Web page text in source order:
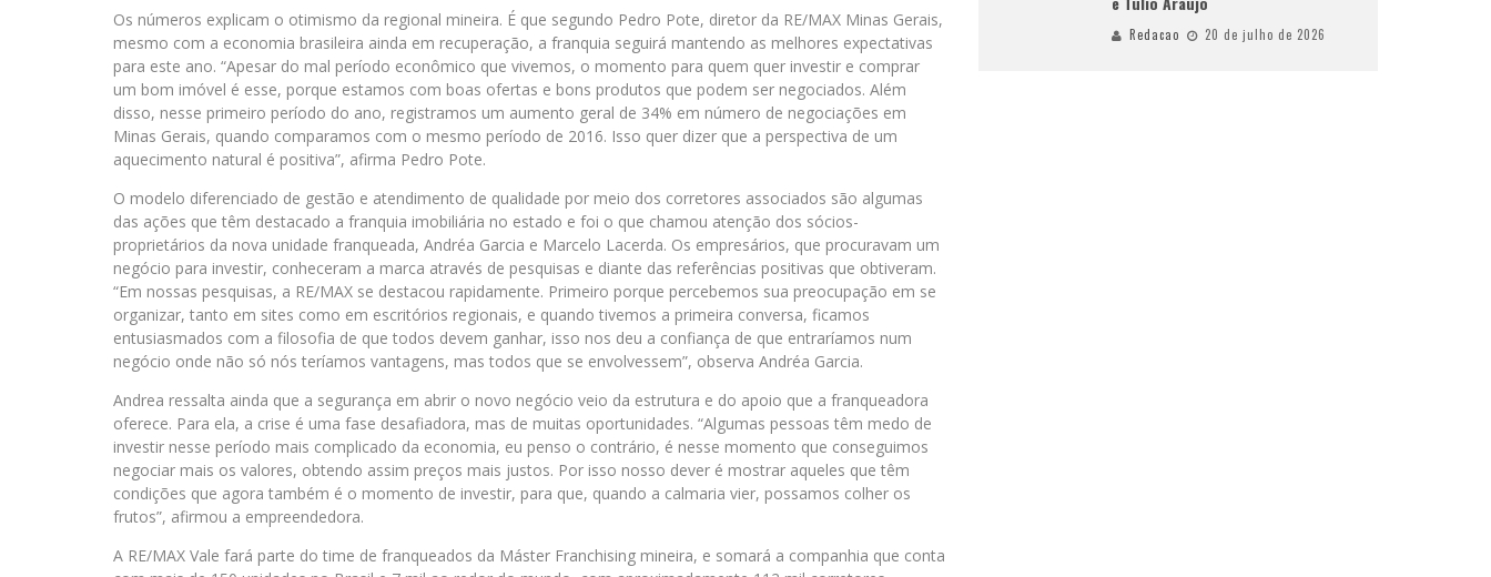
Os números explicam o otimismo da regional mineira. É que segundo Pedro Pote, diretor da RE/MAX Minas Gerais,
mesmo com a economia brasileira ainda em recuperação, a franquia seguirá mantendo as melhores expectativas
para este ano. “Apesar do mal período econômico que vivemos, o momento para quem quer investir e comprar
um bom imóvel é esse, porque estamos com boas ofertas e bons produtos que podem ser negociados. Além
disso, nesse primeiro período do ano, registramos um aumento geral de 34% em número de negociações em
Minas Gerais, quando comparamos com o mesmo período de 2016. Isso quer dizer que a perspectiva de um
aquecimento natural é positiva”, afirma Pedro Pote.
O modelo diferenciado de gestão e atendimento de qualidade por meio dos corretores associados são algumas
das ações que têm destacado a franquia imobiliária no estado e foi o que chamou atenção dos sócios-
proprietários da nova unidade franqueada, Andréa Garcia e Marcelo Lacerda. Os empresários, que procuravam um
negócio para investir, conheceram a marca através de pesquisas e diante das referências positivas que obtiveram.
“Em nossas pesquisas, a RE/MAX se destacou rapidamente. Primeiro porque percebemos sua preocupação em se
organizar, tanto em sites como em escritórios regionais, e quando tivemos a primeira conversa, ficamos
entusiasmados com a filosofia de que todos devem ganhar, isso nos deu a confiança de que entraríamos num
negócio onde não só nós teríamos vantagens, mas todos que se envolvessem”, observa Andréa Garcia.
Andrea ressalta ainda que a segurança em abrir o novo negócio veio da estrutura e do apoio que a franqueadora
oferece. Para ela, a crise é uma fase desafiadora, mas de muitas oportunidades. “Algumas pessoas têm medo de
investir nesse período mais complicado da economia, eu penso o contrário, é nesse momento que conseguimos
negociar mais os valores, obtendo assim preços mais justos. Por isso nosso dever é mostrar aqueles que têm
condições que agora também é o momento de investir, para que, quando a calmaria vier, possamos colher os
frutos”, afirmou a empreendedora.
A RE/MAX Vale fará parte do time de franqueados da Máster Franchising mineira, e somará a companhia que conta
Redacao 20 de julho de 2026